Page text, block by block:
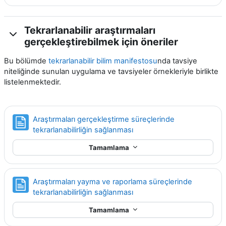
Tekrarlanabilir araştırmaları
gerçekleştirebilmek için öneriler
Bu bölümde tekrarlanabilir bilim manifestosunda tavsiye
niteliğinde sunulan uygulama ve tavsiyeler örnekleriyle birlikte
listelenmektedir.
Araştırmaları gerçekleştirme süreçlerinde
tekrarlanabilirliğin sağlanmasıSayfa
Tamamlama
Araştırmaları yayma ve raporlama süreçlerinde
tekrarlanabilirliğin sağlanmasıSayfa
Tamamlama